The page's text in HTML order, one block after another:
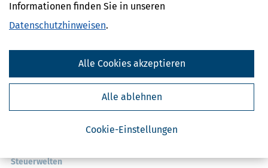
Informationen finden Sie in unseren
Datenschutzhinweisen.
Cookie-Einstellungen
Alle ablehnen
Alle Cookies akzeptieren
Kostenlose Steuertipps & News
Steuertipps
Steuertipps Selbstständige
Geldtipps
Ja, ich möchte die kostenlosen Newsletter
Datenschutzhinweisehabe ich gelesen.
Abbestellung des Newsletters widerrufen.
Steuerwelten